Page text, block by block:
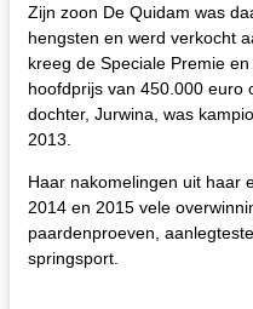
Zijn zoon De Quidam was
hengsten en werd verkocht
kreeg de Speciale Premie
hoofdprijs van 450.000 euro
dochter, Jurwina, was
2013.
Haar nakomelingen uit haar
2014 en 2015 vele
paardenproeven,
springsport.